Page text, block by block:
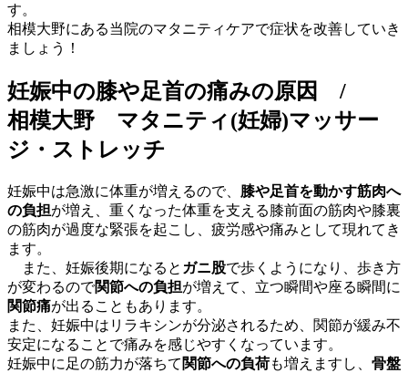
す。
相模大野にある当院のマタニティケアで症状を改善していき
ましょう！
妊娠中の膝や足首の痛みの原因 /
相模大野 マタニティ(妊婦)マッサー
ジ・ストレッチ
妊娠中は急激に体重が増えるので、 膝や足首を動かす筋肉へ
の負担が増え、重くなった体重を支える膝前面の筋肉や膝裏
の筋肉が過度な緊張を起こし、疲労感や痛みとして現れてき
ます。
また、妊娠後期になると ガニ股で歩くようになり、歩き方
が変わるので関節への負担が増えて、立つ瞬間や座る瞬間に
関節痛が出ることもあります。
また、妊娠中はリラキシンが分泌されるため、関節が緩み不
安定になることで痛みを感じやすくなっています。
妊娠中に足の筋力が落ちて 関節への負荷も増えますし、 骨盤